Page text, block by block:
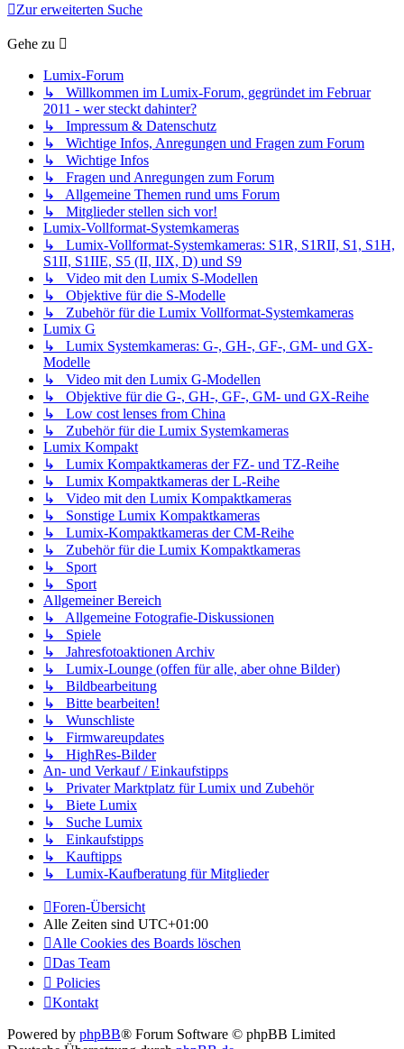
Zur erweiterten Suche
Gehe zu
Lumix-Forum
↳ Willkommen im Lumix-Forum, gegründet im Februar
2011 - wer steckt dahinter?
↳ Impressum & Datenschutz
↳ Wichtige Infos, Anregungen und Fragen zum Forum
↳ Wichtige Infos
↳ Fragen und Anregungen zum Forum
↳ Allgemeine Themen rund ums Forum
↳ Mitglieder stellen sich vor!
Lumix-Vollformat-Systemkameras
↳ Lumix-Vollformat-Systemkameras: S1R, S1RII, S1, S1H,
S1II, S1IIE, S5 (II, IIX, D) und S9
↳ Video mit den Lumix S-Modellen
↳ Objektive für die S-Modelle
↳ Zubehör für die Lumix Vollformat-Systemkameras
Lumix G
↳ Lumix Systemkameras: G-, GH-, GF-, GM- und GX-
Modelle
↳ Video mit den Lumix G-Modellen
↳ Objektive für die G-, GH-, GF-, GM- und GX-Reihe
↳ Low cost lenses from China
↳ Zubehör für die Lumix Systemkameras
Lumix Kompakt
↳ Lumix Kompaktkameras der FZ- und TZ-Reihe
↳ Lumix Kompaktkameras der L-Reihe
↳ Video mit den Lumix Kompaktkameras
↳ Sonstige Lumix Kompaktkameras
↳ Lumix-Kompaktkameras der CM-Reihe
↳ Zubehör für die Lumix Kompaktkameras
↳ Sport
↳ Sport
Allgemeiner Bereich
↳ Allgemeine Fotografie-Diskussionen
↳ Spiele
↳ Jahresfotoaktionen Archiv
↳ Lumix-Lounge (offen für alle, aber ohne Bilder)
↳ Bildbearbeitung
↳ Bitte bearbeiten!
↳ Wunschliste
↳ Firmwareupdates
↳ HighRes-Bilder
An- und Verkauf / Einkaufstipps
↳ Privater Marktplatz für Lumix und Zubehör
↳ Biete Lumix
↳ Suche Lumix
↳ Einkaufstipps
↳ Kauftipps
↳ Lumix-Kaufberatung für Mitglieder
Foren-Übersicht
Alle Zeiten sind UTC+01:00
Alle Cookies des Boards löschen
Das Team
Policies
Kontakt
Powered by phpBB® Forum Software © phpBB Limited